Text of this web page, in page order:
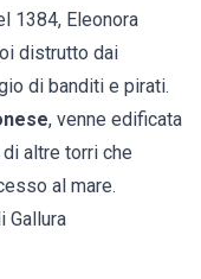
1384, Eleonora
distrutto dai
di banditi e pirati.
, venne edificata
altre torri che
al mare.
Gallura